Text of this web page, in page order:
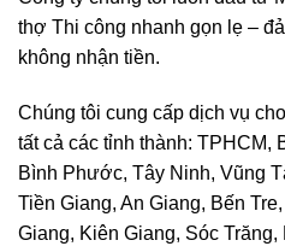
thợ Thi công nhanh gọn lẹ –
không nhận tiền.
Chúng tôi cung cấp dịch vụ
tất cả các tỉnh thành:
Bình Phước, Tây Ninh, Vũng
Tiền Giang, An Giang, Bến
Giang, Kiên Giang, Sóc